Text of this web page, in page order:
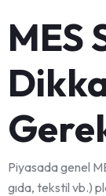
MES
Piyasada genel
gıda, tekstil vb.)